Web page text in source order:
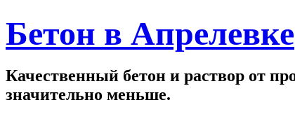
Бетон в Апрелевке
Качественный бетон и раствор от
значительно меньше.